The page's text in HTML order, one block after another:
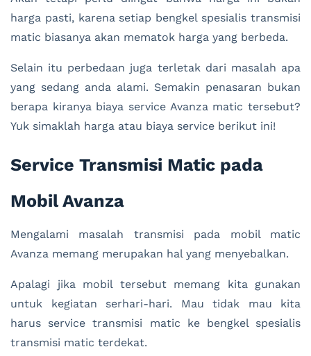
harga pasti, karena setiap bengkel spesialis transmisi
matic biasanya akan mematok harga yang berbeda.
Selain itu perbedaan juga terletak dari masalah apa
yang sedang anda alami. Semakin penasaran bukan
berapa kiranya biaya service Avanza matic tersebut?
Yuk simaklah harga atau biaya service berikut ini!
Service Transmisi Matic pada
Mobil Avanza
Mengalami masalah transmisi pada mobil matic
Avanza memang merupakan hal yang menyebalkan.
Apalagi jika mobil tersebut memang kita gunakan
untuk kegiatan serhari-hari. Mau tidak mau kita
harus service transmisi matic ke bengkel spesialis
transmisi matic terdekat.